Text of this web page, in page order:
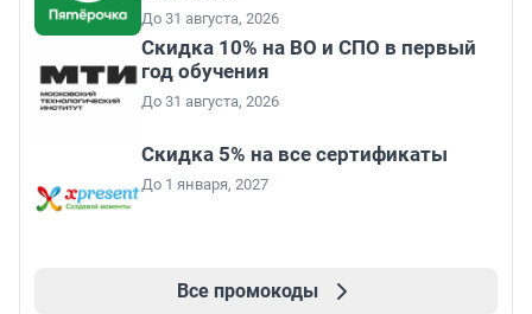
До 31 августа, 2026
Скидка 10% на ВО и СПО в первый
год обучения
До 31 августа, 2026
Скидка 5% на все сертификаты
До 1 января, 2027
Все промокоды